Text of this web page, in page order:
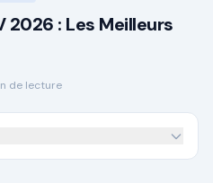
2026 : Les Meilleurs
de lecture